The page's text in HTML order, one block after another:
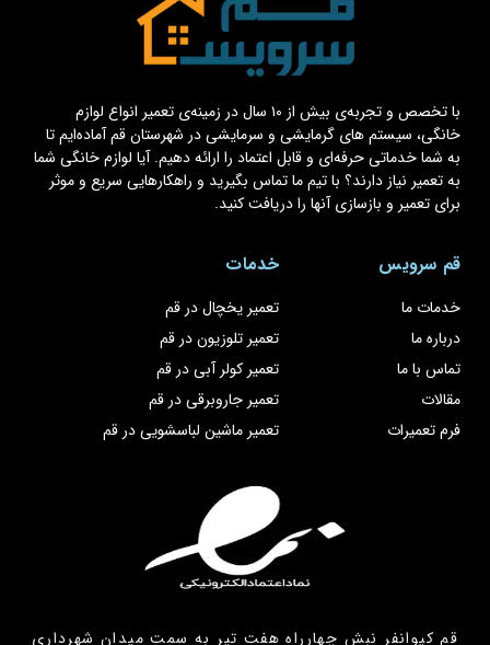
با تخصص و تجربه‌ی بیش از ۱۰ سال در زمینه‌ی تعمیر انواع لوازم
خانگی، سیستم های گرمایشی و سرمایشی در شهرستان قم آماده‌ایم تا
به شما خدماتی حرفه‌ای و قابل اعتماد را ارائه دهیم. آیا لوازم خانگی شما
به تعمیر نیاز دارند؟ با تیم ما تماس بگیرید و راهکارهایی سریع و موثر
برای تعمیر و بازسازی آنها را دریافت کنید.
قم سرویس
خدمات ما
درباره ما
تماس با ما
مقالات
فرم تعمیرات
خدمات
تعمیر یخچال در قم
تعمیر تلوزیون در قم
تعمیر کولر آبی در قم
تعمیر جاروبرقی در قم
تعمیر ماشین لباسشویی در قم
قم کیوانفر نبش چهارراه هفت تیر به سمت میدان شهرداری